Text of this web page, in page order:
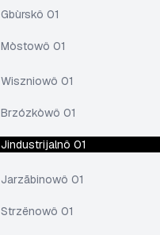
Gbùrskô 01
Mòstowô 01
Wiszniowô 01
Brzózkòwô 01
Jindustrijalnô 01
Jarzãbinowô 01
Strzënowô 01